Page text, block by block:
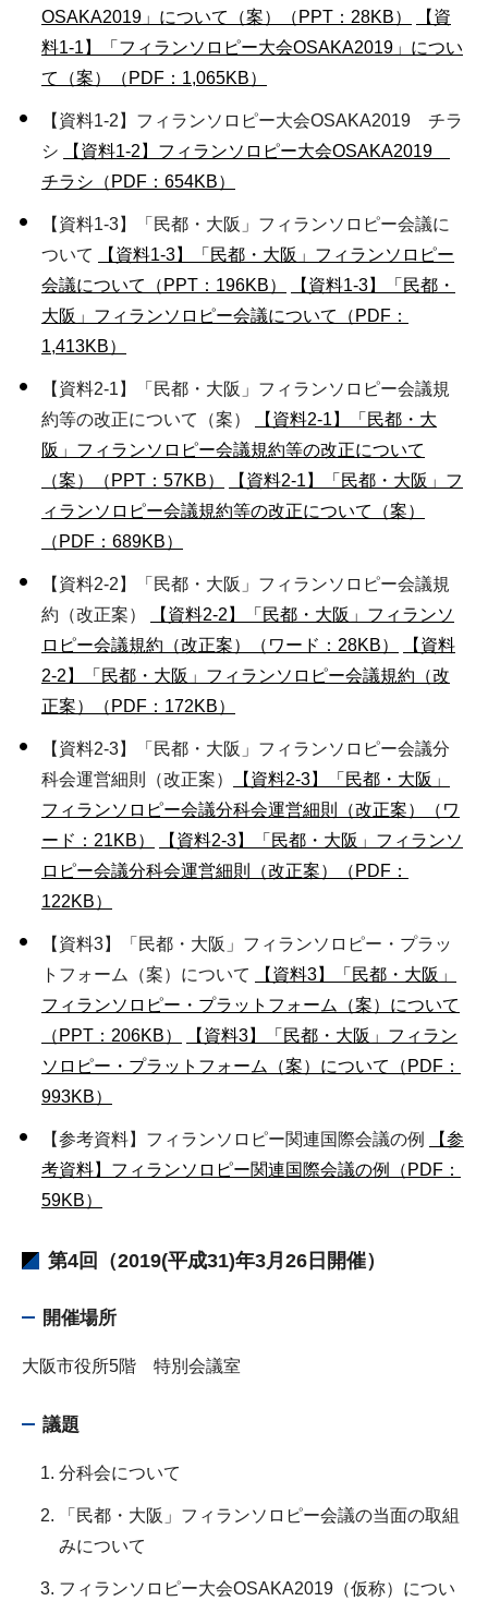
OSAKA2019」について（案）（PPT：28KB）
【資
料1-1】「フィランソロピー大会OSAKA2019」につい
て（案）（PDF：1,065KB）
【資料1-2】フィランソロピー大会OSAKA2019 チラ
シ
【資料1-2】フィランソロピー大会OSAKA2019
チラシ（PDF：654KB）
【資料1-3】「民都・大阪」フィランソロピー会議に
ついて
【資料1-3】「民都・大阪」フィランソロピー
会議について（PPT：196KB）
【資料1-3】「民都・
大阪」フィランソロピー会議について（PDF：
1,413KB）
【資料2-1】「民都・大阪」フィランソロピー会議規
約等の改正について（案）
【資料2-1】「民都・大
阪」フィランソロピー会議規約等の改正について
（案）（PPT：57KB）
【資料2-1】「民都・大阪」フ
ィランソロピー会議規約等の改正について（案）
（PDF：689KB）
【資料2-2】「民都・大阪」フィランソロピー会議規
約（改正案）
【資料2-2】「民都・大阪」フィランソ
ロピー会議規約（改正案）（ワード：28KB）
【資料
2-2】「民都・大阪」フィランソロピー会議規約（改
正案）（PDF：172KB）
【資料2-3】「民都・大阪」フィランソロピー会議分
科会運営細則（改正案）
【資料2-3】「民都・大阪」
フィランソロピー会議分科会運営細則（改正案）（ワ
ード：21KB）
【資料2-3】「民都・大阪」フィランソ
ロピー会議分科会運営細則（改正案）（PDF：
122KB）
【資料3】「民都・大阪」フィランソロピー・プラッ
トフォーム（案）について
【資料3】「民都・大阪」
フィランソロピー・プラットフォーム（案）について
（PPT：206KB）
【資料3】「民都・大阪」フィラン
ソロピー・プラットフォーム（案）について（PDF：
993KB）
【参考資料】フィランソロピー関連国際会議の例
【参
考資料】フィランソロピー関連国際会議の例（PDF：
59KB）
第4回（2019(平成31)年3月26日開催）
開催場所
大阪市役所5階 特別会議室
議題
分科会について
「民都・大阪」フィランソロピー会議の当面の取組
みについて
フィランソロピー大会OSAKA2019（仮称）につい